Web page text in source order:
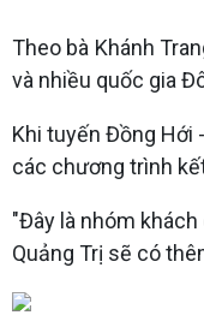
Theo bà Khánh
và nhiều quốc gia
Khi tuyến Đồng Hới
các chương trình
"Đây là nhóm
Quảng Trị sẽ có